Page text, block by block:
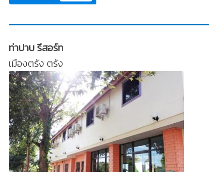
ท่าปาบ รีสอร์ท
เมืองตรัง ตรัง